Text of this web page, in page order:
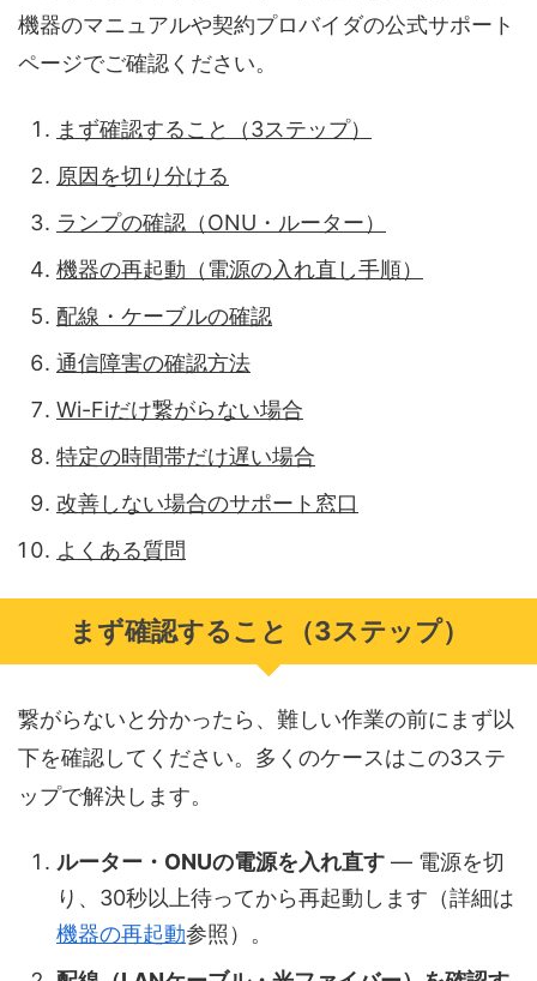
機器のマニュアルや契約プロバイダの公式サポート
ページでご確認ください。
まず確認すること（3ステップ）
原因を切り分ける
ランプの確認（ONU・ルーター）
機器の再起動（電源の入れ直し手順）
配線・ケーブルの確認
通信障害の確認方法
Wi-Fiだけ繋がらない場合
特定の時間帯だけ遅い場合
改善しない場合のサポート窓口
よくある質問
まず確認すること（3ステップ）
繋がらないと分かったら、難しい作業の前にまず以
下を確認してください。多くのケースはこの3ステ
ップで解決します。
ルーター・ONUの電源を入れ直す — 電源を切
り、30秒以上待ってから再起動します（詳細は
機器の再起動参照）。